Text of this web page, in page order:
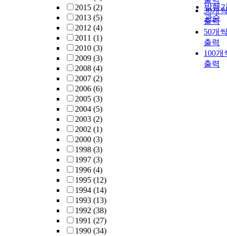
2015 (2)
2013 (5)
2012 (4)
2011 (1)
2010 (3)
2009 (3)
2008 (4)
2007 (2)
2006 (6)
2005 (3)
2004 (5)
2003 (2)
2002 (1)
2000 (3)
1998 (3)
1997 (3)
1996 (4)
1995 (12)
1994 (14)
1993 (13)
1992 (38)
1991 (27)
1990 (34)
발행
관순
30개
출력
50개
출력
100개
출력